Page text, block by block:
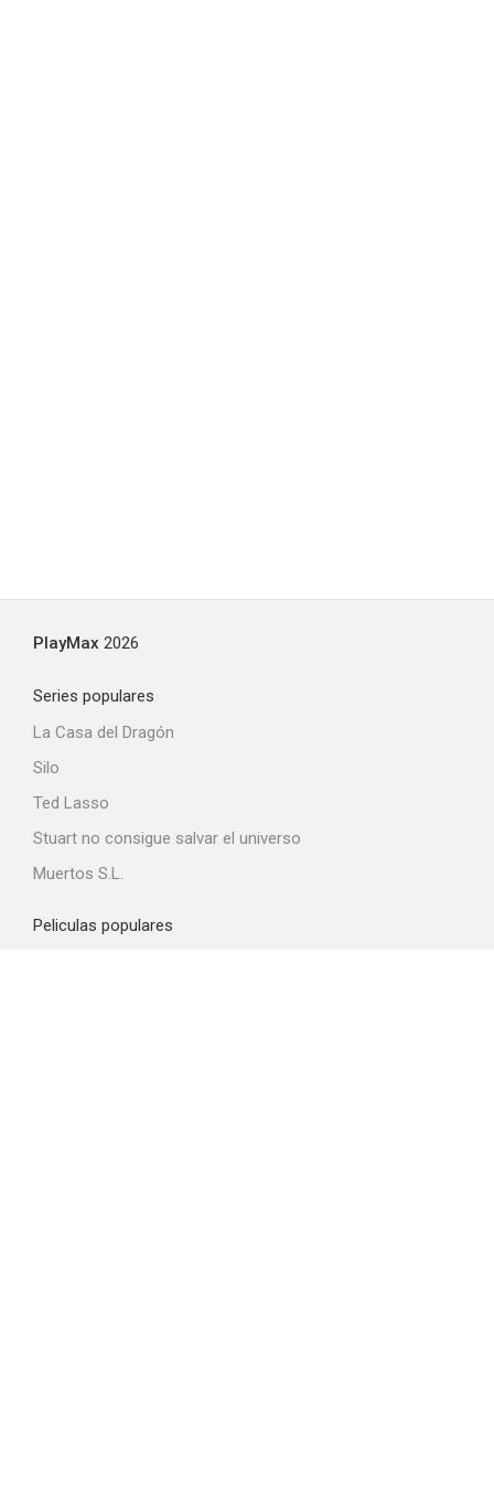
PlayMax 2026
Series populares
La Casa del Dragón
Silo
Ted Lasso
Stuart no consigue salvar el universo
Muertos S.L.
Peliculas populares